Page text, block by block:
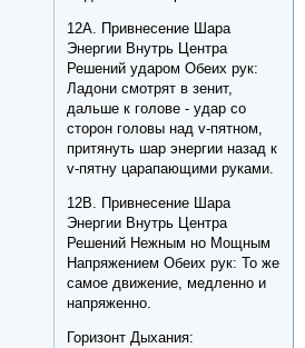
12A. Привнесение Шара
Энергии Внутрь Центра
Решений ударом Обеих рук:
Ладони смотрят в зенит,
дальше к голове - удар со
сторон головы над v-пятном,
притянуть шар энергии назад к
v-пятну царапающими руками.
12B. Привнесение Шара
Энергии Внутрь Центра
Решений Нежным но Мощным
Напряжением Обеих рук: То же
самое движение, медленно и
напряженно.
Горизонт Дыхания: